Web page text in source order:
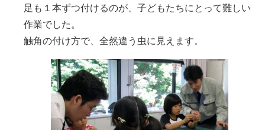
足も１本ずつ付けるのが、子どもたちにとって難しい
作業でした。
触角の付け方で、全然違う虫に見えます。